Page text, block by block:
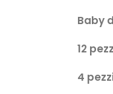
Baby
12
4